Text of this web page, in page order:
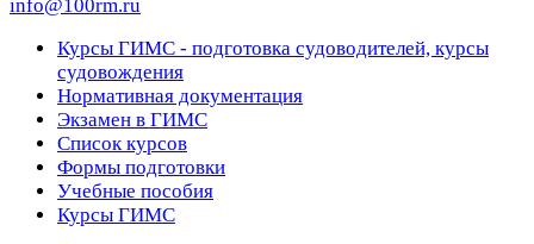
info@100rm.ru
Курсы ГИМС - подготовка судоводителей, курсы
судовождения
Нормативная документация
Экзамен в ГИМС
Список курсов
Формы подготовки
Учебные пособия
Курсы ГИМС